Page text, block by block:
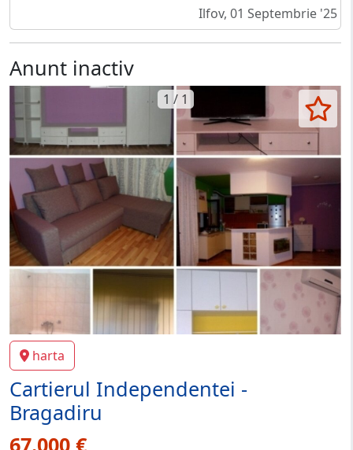
Ilfov, 01 Septembrie '25
Anunt inactiv
1 / 1
harta
Cartierul Independentei -
Bragadiru
67.000 €